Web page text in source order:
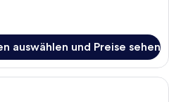
auswählen und Preise sehen
Ein großes Bett mit Baldachin, ein